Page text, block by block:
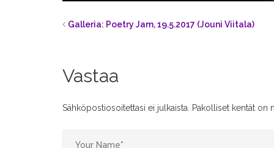
Galleria: Poetry Jam, 19.5.2017 (Jouni Viitala)
Vastaa
Sähköpostiosoitettasi ei julkaista. Pakolliset kentät on